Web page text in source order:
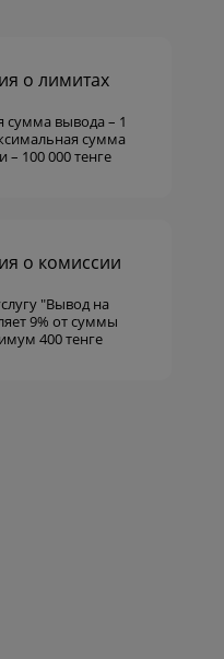
о лимитах
вывода – 1
сумма
– 100 000 тенге
о комиссии
"Вывод на
9% от суммы
400 тенге